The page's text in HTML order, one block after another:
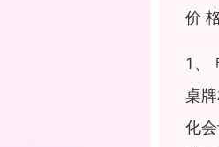
价
1、
桌
化